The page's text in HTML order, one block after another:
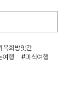
옥희방앗간
여행
#미식여행